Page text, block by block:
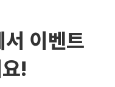
이벤트
!